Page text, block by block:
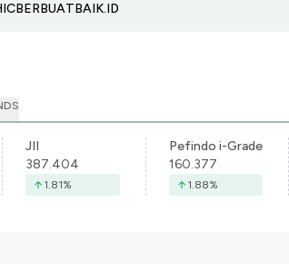
BERBUATBAIK.ID
JII
387.404
1.81%
Pefindo i-Grade
160.377
1.88%